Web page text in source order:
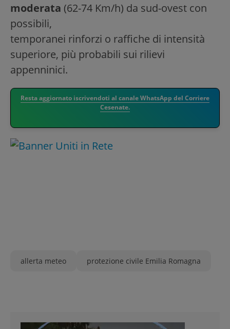
moderata (62-74 Km/h) da sud-ovest con
possibili,
temporanei rinforzi o raffiche di intensità
superiore, più probabili sui rilievi
appenninici.
Resta aggiornato iscrivendoti al canale WhatsApp del Corriere
Cesenate.
allerta meteo protezione civile Emilia Romagna